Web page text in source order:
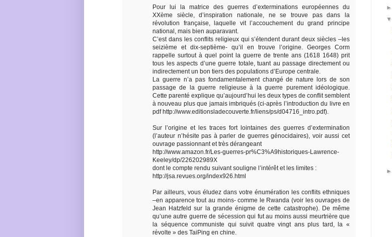
Pour lui la matrice des guerres d’exterminations européennes du
XXème siècle, d’inspiration nationale, ne se trouve pas dans la
révolution française, laquelle vit l’accouchement du grand principe
national, mais bien auparavant.
C’est dans les conflits religieux qui s’étendent durant deux siècles –les
seizième et dix-septième- qu’il en trouve l’origine. Georges Corm
rappelle surtout à quel point la guerre de trente ans (1618 1648) prit
tous les aspects d’une guerre totale, tuant au passage directement ou
indirectement un bon tiers des populations d’Europe centrale.
La guerre n’a pas fondamentalement changé de nature lors de son
passage de la guerre religieuse à la guerre purement idéologique.
Cette parenté explique qu’aujourd’hui les deux types de conflit semblent
à nouveau plus que jamais imbriqués (ci-après l’introduction du livre en
pdf http://www.editionsladecouverte.fr/liens/ps/d04716_intro.pdf).
Sur l’origine et les traces fort lointaines des guerres d’extermination
(l’auteur n’hésite pas à parler de guerres génocidaires), voir aussi cet
ouvrage passionnant et très dérangeant
http://www.amazon.fr/Les-guerres-pr%C3%A9historiques-Lawrence-
Keeley/dp/226202989X
dont le compte rendu suivant souligne l’intérêt et les limites :
http://jsa.revues.org/index926.html
Par ailleurs, vous éludez dans votre énumération les conflits ethniques
–en apparence tout au moins- comme le Rwanda (voir les ouvrages de
Jean Hatzfeld sur la grande énigme de cette catastrophe). De même
qu’une autre guerre de sécession qui fut au moins aussi meurtrière que
la séquence communiste qui suivit quatre vingt ans plus tard, la «
révolte » des TaiPing en chine.
►
▼
►